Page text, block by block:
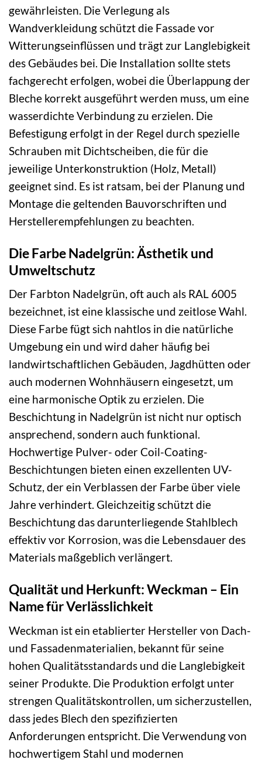
gewährleisten. Die Verlegung als
Wandverkleidung schützt die Fassade vor
Witterungseinflüssen und trägt zur Langlebigkeit
des Gebäudes bei. Die Installation sollte stets
fachgerecht erfolgen, wobei die Überlappung der
Bleche korrekt ausgeführt werden muss, um eine
wasserdichte Verbindung zu erzielen. Die
Befestigung erfolgt in der Regel durch spezielle
Schrauben mit Dichtscheiben, die für die
jeweilige Unterkonstruktion (Holz, Metall)
geeignet sind. Es ist ratsam, bei der Planung und
Montage die geltenden Bauvorschriften und
Herstellerempfehlungen zu beachten.
Die Farbe Nadelgrün: Ästhetik und
Umweltschutz
Der Farbton Nadelgrün, oft auch als RAL 6005
bezeichnet, ist eine klassische und zeitlose Wahl.
Diese Farbe fügt sich nahtlos in die natürliche
Umgebung ein und wird daher häufig bei
landwirtschaftlichen Gebäuden, Jagdhütten oder
auch modernen Wohnhäusern eingesetzt, um
eine harmonische Optik zu erzielen. Die
Beschichtung in Nadelgrün ist nicht nur optisch
ansprechend, sondern auch funktional.
Hochwertige Pulver- oder Coil-Coating-
Beschichtungen bieten einen exzellenten UV-
Schutz, der ein Verblassen der Farbe über viele
Jahre verhindert. Gleichzeitig schützt die
Beschichtung das darunterliegende Stahlblech
effektiv vor Korrosion, was die Lebensdauer des
Materials maßgeblich verlängert.
Qualität und Herkunft: Weckman – Ein
Name für Verlässlichkeit
Weckman ist ein etablierter Hersteller von Dach-
und Fassadenmaterialien, bekannt für seine
hohen Qualitätsstandards und die Langlebigkeit
seiner Produkte. Die Produktion erfolgt unter
strengen Qualitätskontrollen, um sicherzustellen,
dass jedes Blech den spezifizierten
Anforderungen entspricht. Die Verwendung von
hochwertigem Stahl und modernen